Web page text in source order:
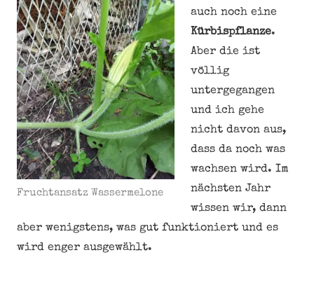
Fruchtansatz Wassermelone
auch noch eine
Kürbispflanze.
Aber die ist
völlig
untergegangen
und ich gehe
nicht davon aus,
dass da noch was
wachsen wird. Im
nächsten Jahr
wissen wir, dann
aber wenigstens, was gut funktioniert und es
wird enger ausgewählt.